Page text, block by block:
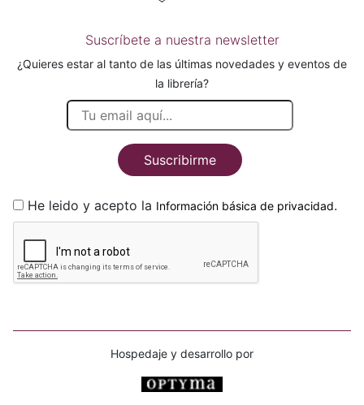
Suscríbete a nuestra newsletter
¿Quieres estar al tanto de las últimas novedades y eventos de
la librería?
Suscribirme
He leido y acepto la Información básica de privacidad.
Hospedaje y desarrollo por